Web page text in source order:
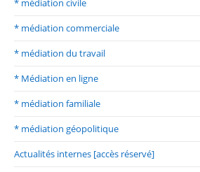
* médiation civile
* médiation commerciale
* médiation du travail
* Médiation en ligne
* médiation familiale
* médiation géopolitique
Actualités internes [accès réservé]